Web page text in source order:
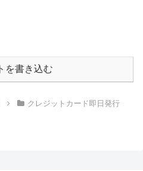
を書き込む
クレジットカード即日発行